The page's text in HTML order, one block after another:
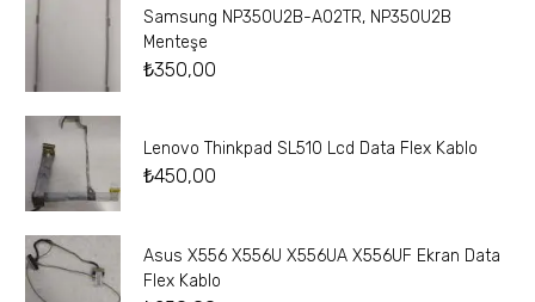
Samsung NP350U2B-A02TR, NP350U2B
Menteşe
₺350,00
Lenovo Thinkpad SL510 Lcd Data Flex Kablo
₺450,00
Asus X556 X556U X556UA X556UF Ekran Data
Flex Kablo